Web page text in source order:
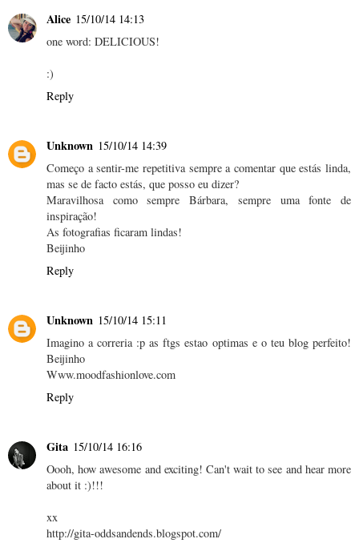
Alice 15/10/14 14:13
one word: DELICIOUS!
:)
Reply
Unknown 15/10/14 14:39
Começo a sentir-me repetitiva sempre a comentar que estás linda,
mas se de facto estás, que posso eu dizer?
Maravilhosa como sempre Bárbara, sempre uma fonte de
inspiração!
As fotografias ficaram lindas!
Beijinho
Reply
Unknown 15/10/14 15:11
Imagino a correria :p as ftgs estao optimas e o teu blog perfeito!
Beijinho
Www.moodfashionlove.com
Reply
Gita 15/10/14 16:16
Oooh, how awesome and exciting! Can't wait to see and hear more
about it :)!!!
xx
http://gita-oddsandends.blogspot.com/